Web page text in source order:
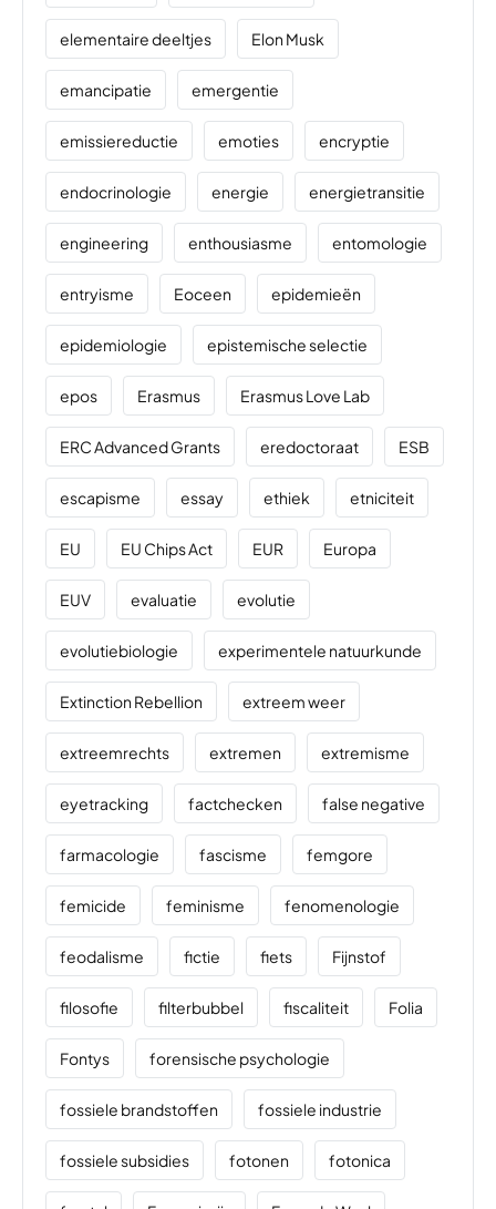
elementaire deeltjes Elon Musk
emancipatie emergentie
emissiereductie emoties encryptie
endocrinologie energie energietransitie
engineering enthousiasme entomologie
entryisme Eoceen epidemieën
epidemiologie epistemische selectie
epos Erasmus Erasmus Love Lab
ERC Advanced Grants eredoctoraat ESB
escapisme essay ethiek etniciteit
EU EU Chips Act EUR Europa
EUV evaluatie evolutie
evolutiebiologie experimentele natuurkunde
Extinction Rebellion extreem weer
extreemrechts extremen extremisme
eyetracking factchecken false negative
farmacologie fascisme femgore
femicide feminisme fenomenologie
feodalisme fictie fiets Fijnstof
filosofie filterbubbel fiscaliteit Folia
Fontys forensische psychologie
fossiele brandstoffen fossiele industrie
fossiele subsidies fotonen fotonica